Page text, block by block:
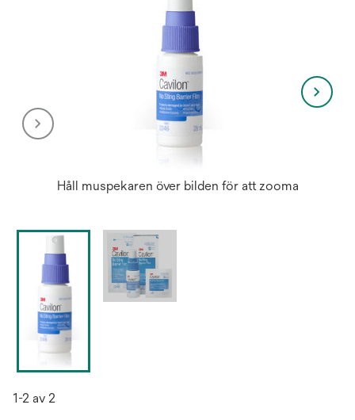
Håll muspekaren över bilden för att zooma
1-2 av 2